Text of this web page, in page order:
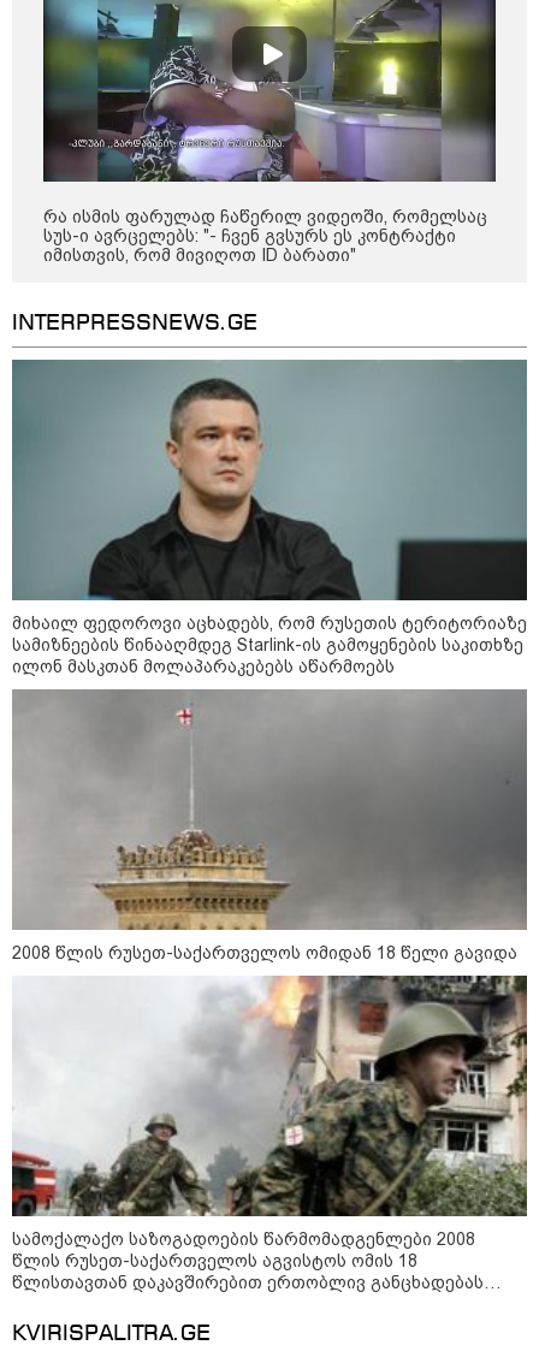
10:52 / 06-08-2026
ვაშინგტონს რაკეტების დეფიციტი აქვს? -
მედიის ცნობით, დონალდ ტრამპი პიტ
ჰეგსეთს დაუპირისპირდა: დეტალები
23:15 / 06-08-2026
“არ მინდა, ბაიდენივით
სცენიდან გადავარდეს“ -
დონალდ ტრამპის სიტყვით
გამოსვლისას დამსწრეები
სახალისო შემთხვევის მოწმენი
გახდნენ
23:45 / 05-08-2026
ტრაგედია შოტლანდიაში - 35
14:08 / 05-08-2026
ლაიფციგის აეროპორტში
უკრაინულ თვითმფრინავთან
ახლოს ასაფეთქებელი
მოწყობილობით აღჭურვილი
დრონი აღმოაჩინეს - რას წერს
მედია
13:22 / 05-08-2026
საფრანგეთის სოფელში ტყის
ხანძრის შემდეგ მეორე
მსოფლიო ომის დროინდელი
ასობით ჭურვი აღმოაჩინეს -
"რიგრიგობით
ფეთქდებოდნენ..."
კატეგორიის ყველა სიახლე
რა ისმის ფარულად ჩაწერილ ვიდეოში, რომელსაც
სუს-ი ავრცელებს: "- ჩვენ გვსურს ეს კონტრაქტი
იმისთვის, რომ მივიღოთ ID ბარათი"
INTERPRESSNEWS.GE
მიხაილ ფედოროვი აცხადებს, რომ რუსეთის ტერიტორიაზე
სამიზნეების წინააღმდეგ Starlink-ის გამოყენების საკითხზე
ილონ მასკთან მოლაპარაკებებს აწარმოებს
2008 წლის რუსეთ-საქართველოს ომიდან 18 წელი გავიდა
სამოქალაქო საზოგადოების წარმომადგენლები 2008
წლის რუსეთ-საქართველოს აგვისტოს ომის 18
წლისთავთან დაკავშირებით ერთობლივ განცხადებას
KVIRISPALITRA.GE